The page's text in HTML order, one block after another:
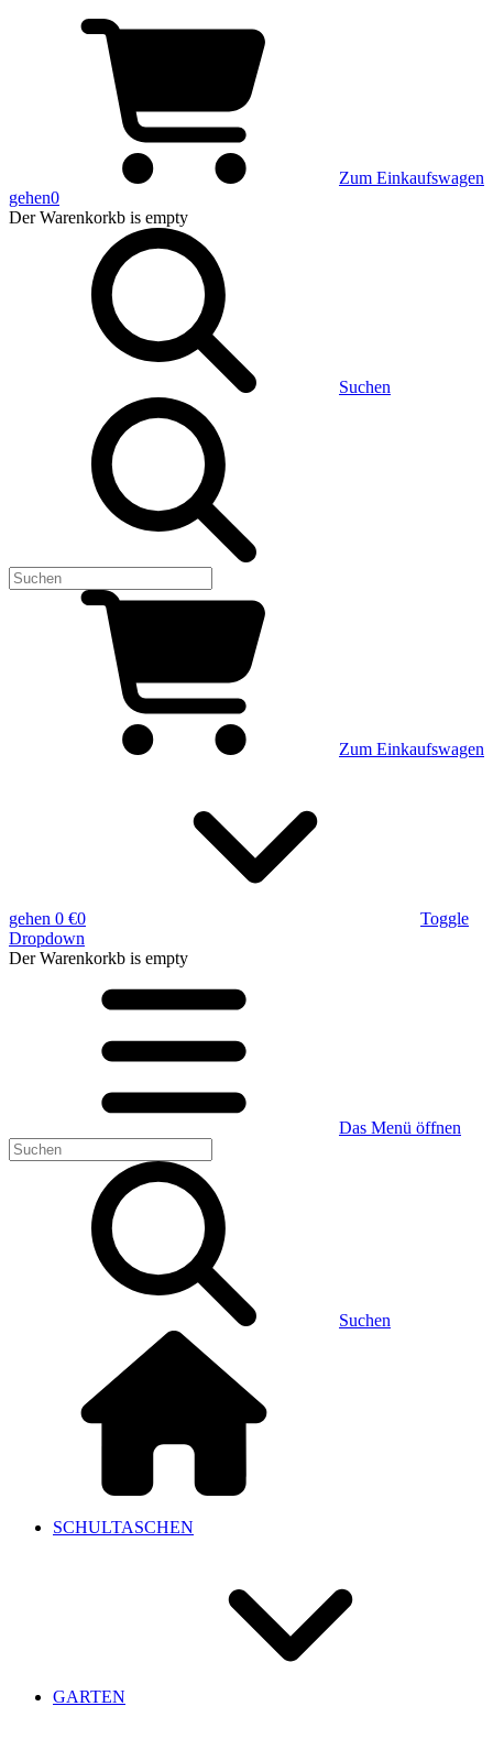
Zum Einkaufswagen
gehen0
Der Warenkorkb is empty
Suchen
Zum Einkaufswagen
gehen 0 €0
Toggle
Dropdown
Der Warenkorkb is empty
Das Menü öffnen
Suchen
SCHULTASCHEN
GARTEN